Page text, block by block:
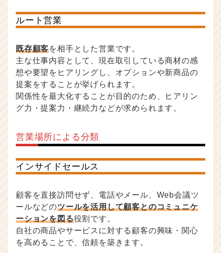
ルート営業
既存顧客を相手とした営業です。
主な仕事内容として、現在取引している商材の感
想や要望をヒアリングし、オプションや新商品の
提案をすることが挙げられます。
関係性を最大化することが目的のため、ヒアリン
グ力・提案力・継続力などが求められます。
営業場所による分類
インサイドセールス
顧客を直接訪問せず、電話やメール、Web会議ツ
ールなどのツールを活用して顧客とのコミュニケ
ーションを図る役割です。
自社の商品やサービスに対する顧客の興味・関心
を高めることで、信頼を築きます。